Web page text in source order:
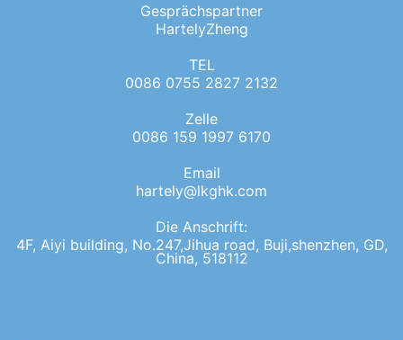
Gesprächspartner
HartelyZheng
TEL
0086 0755 2827 2132
Zelle
0086 159 1997 6170
Email
hartely@lkghk.com
Die Anschrift:
4F, Aiyi building, No.247,Jihua road, Buji,shenzhen, GD,
China, 518112